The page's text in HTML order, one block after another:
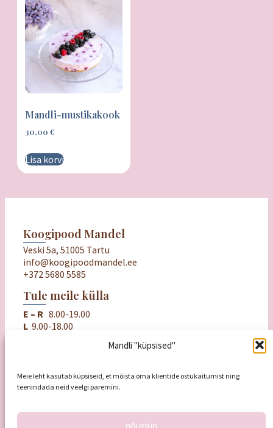
Mandli "küpsised"
Meie leht kasutab küpsiseid, et mõista oma klientide ostukäitumist ning
teenindada neid veelgi paremini.
nõustun
Mandli-mustikakook
30,00 €
Lisa korvi
Koogipood Mandel
Veski 5a, 51005 Tartu
info@koogipoodmandel.ee
+372 5680 5585
Tule meile külla
E – R 8.00-19.00
L 9.00-18.00
Privaatsuspoliitika
Mandli kinkekaart